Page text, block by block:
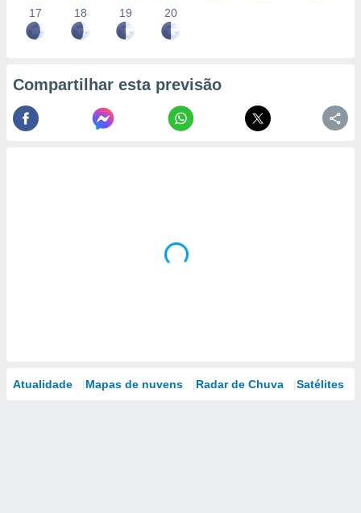
17 18 19 20
Compartilhar esta previsão
Atualidade Mapas de nuvens Radar de Chuva Satélites